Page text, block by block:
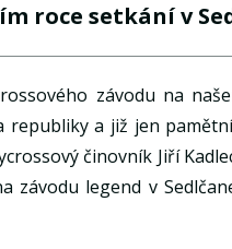
roce setkání v
závodu na
a již jen
činovník Jiří
legend v